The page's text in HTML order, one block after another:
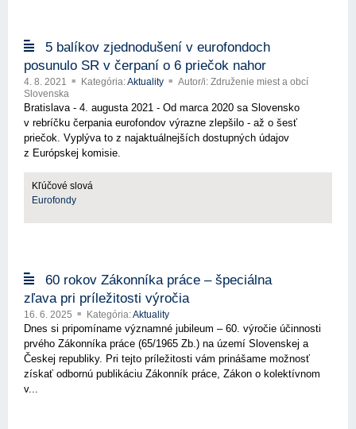
5 balíkov zjednodušení v eurofondoch
posunulo SR v čerpaní o 6 priečok nahor
4. 8. 2021 Kategória:Aktuality
Autor/i: Združenie miest a obcí
Slovenska
Bratislava - 4. augusta 2021 - Od marca 2020 sa Slovensko
v rebríčku čerpania eurofondov výrazne zlepšilo - až o šesť
priečok. Vyplýva to z najaktuálnejších dostupných údajov
z Európskej komisie.
Kľúčové slová
Eurofondy
60 rokov Zákonníka práce – špeciálna
zľava pri príležitosti výročia
16. 6. 2025 Kategória:Aktuality
Dnes si pripomíname významné jubileum – 60. výročie účinnosti
prvého Zákonníka práce (65/1965 Zb.) na území Slovenskej a
Českej republiky. Pri tejto príležitosti vám prinášame možnosť
získať odbornú publikáciu Zákonník práce, Zákon o kolektívnom
v...